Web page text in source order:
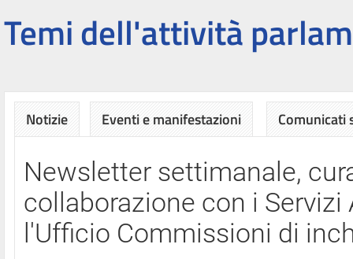
Temi dell'attività
Notizie Eventi e manifestazioni Comunicati
Newsletter settimanale,
collaborazione con i
l'Ufficio Commissioni di